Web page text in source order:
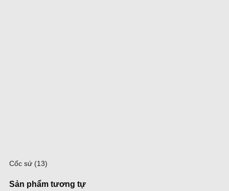
Cốc sứ (13)
Sản phẩm tương tự